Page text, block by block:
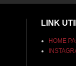
LINK
HOME